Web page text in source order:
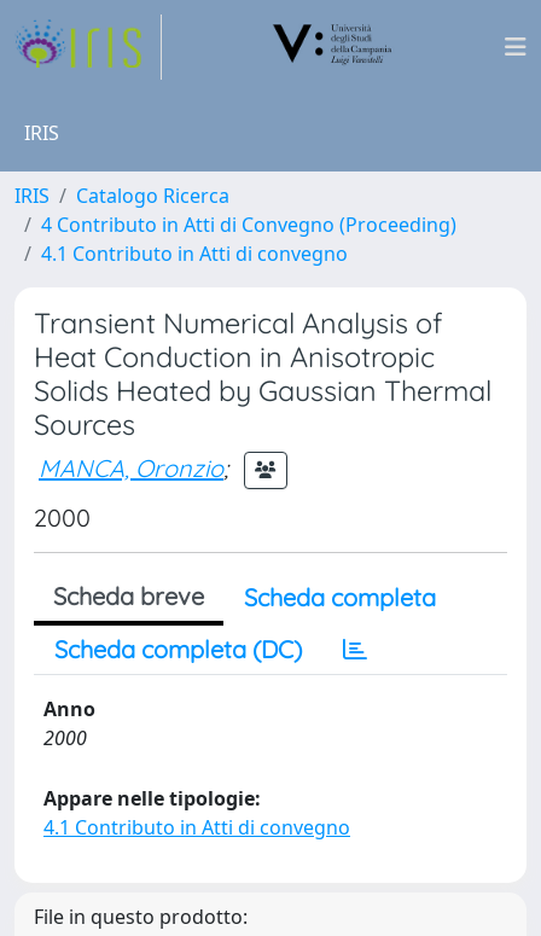
IRIS
IRIS
Catalogo Ricerca
4 Contributo in Atti di Convegno (Proceeding)
4.1 Contributo in Atti di convegno
Transient Numerical Analysis of
Heat Conduction in Anisotropic
Solids Heated by Gaussian Thermal
Sources
MANCA, Oronzio;
2000
Scheda breve
Scheda completa
Scheda completa (DC)
Anno
2000
Appare nelle tipologie:
4.1 Contributo in Atti di convegno
File in questo prodotto: